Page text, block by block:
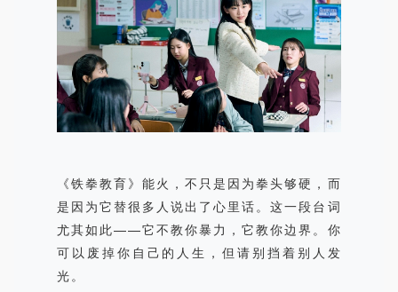
《铁拳教育》能火，不只是因为拳头够硬，而
是因为它替很多人说出了心里话。这一段台词
尤其如此——它不教你暴力，它教你边界。你
可以废掉你自己的人生，但请别挡着别人发
光。